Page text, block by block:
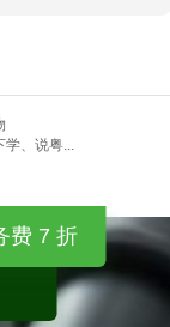
学、说粤...
费 7 折